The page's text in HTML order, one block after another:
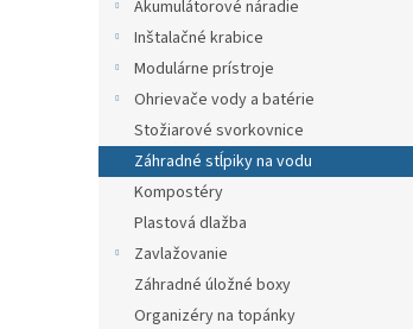
Akumulátorové náradie
Inštalačné krabice
Modulárne prístroje
Ohrievače vody a batérie
Stožiarové svorkovnice
Záhradné stĺpiky na vodu
Kompostéry
Plastová dlažba
Zavlažovanie
Záhradné úložné boxy
Organizéry na topánky